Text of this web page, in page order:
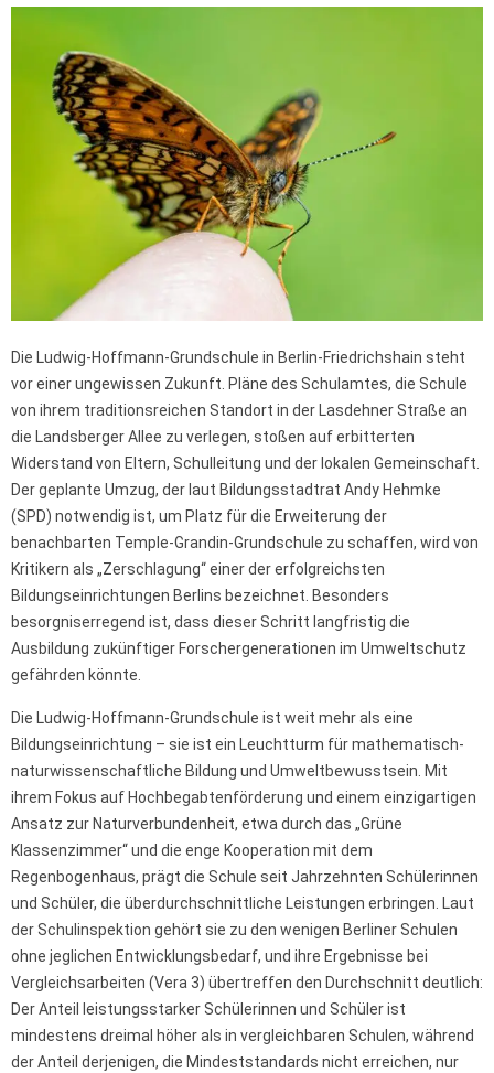
Die Ludwig-Hoffmann-Grundschule in Berlin-Friedrichshain steht
vor einer ungewissen Zukunft. Pläne des Schulamtes, die Schule
von ihrem traditionsreichen Standort in der Lasdehner Straße an
die Landsberger Allee zu verlegen, stoßen auf erbitterten
Widerstand von Eltern, Schulleitung und der lokalen Gemeinschaft.
Der geplante Umzug, der laut Bildungsstadtrat Andy Hehmke
(SPD) notwendig ist, um Platz für die Erweiterung der
benachbarten Temple-Grandin-Grundschule zu schaffen, wird von
Kritikern als „Zerschlagung“ einer der erfolgreichsten
Bildungseinrichtungen Berlins bezeichnet. Besonders
besorgniserregend ist, dass dieser Schritt langfristig die
Ausbildung zukünftiger Forschergenerationen im Umweltschutz
gefährden könnte.
Die Ludwig-Hoffmann-Grundschule ist weit mehr als eine
Bildungseinrichtung – sie ist ein Leuchtturm für mathematisch-
naturwissenschaftliche Bildung und Umweltbewusstsein. Mit
ihrem Fokus auf Hochbegabtenförderung und einem einzigartigen
Ansatz zur Naturverbundenheit, etwa durch das „Grüne
Klassenzimmer“ und die enge Kooperation mit dem
Regenbogenhaus, prägt die Schule seit Jahrzehnten Schülerinnen
und Schüler, die überdurchschnittliche Leistungen erbringen. Laut
der Schulinspektion gehört sie zu den wenigen Berliner Schulen
ohne jeglichen Entwicklungsbedarf, und ihre Ergebnisse bei
Vergleichsarbeiten (Vera 3) übertreffen den Durchschnitt deutlich:
Der Anteil leistungsstarker Schülerinnen und Schüler ist
mindestens dreimal höher als in vergleichbaren Schulen, während
der Anteil derjenigen, die Mindeststandards nicht erreichen, nur